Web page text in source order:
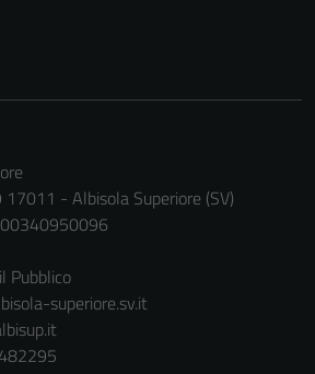
- Albisola Superiore (SV)
00340950096
Pubblico
superiore.sv.it
funzionamento
del sito e non
disabilitati.